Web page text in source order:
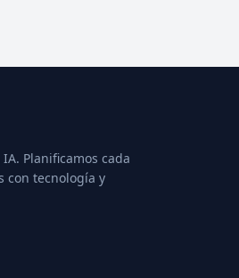
Planificamos cada
con tecnología y